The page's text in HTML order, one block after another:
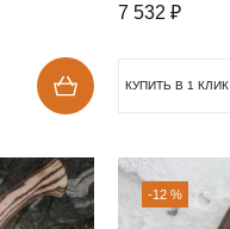
7 532 ₽
КУПИТЬ В 1 КЛИК
-12 %